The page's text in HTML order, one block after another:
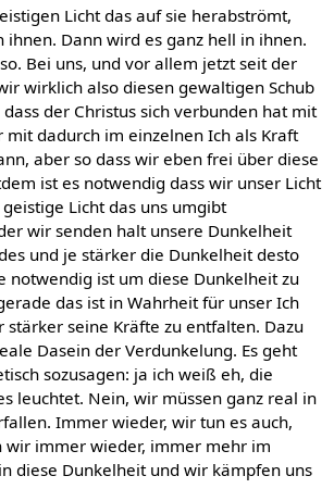
Licht das auf sie herabströmt,
ihnen. Dann wird es ganz hell in ihnen.
Bei uns, und vor allem jetzt seit der
wirklich also diesen gewaltigen Schub
der Christus sich verbunden hat mit
mit dadurch im einzelnen Ich als Kraft
aber so dass wir eben frei über diese
ist es notwendig dass wir unser Licht
Licht das uns umgibt
wir senden halt unsere Dunkelheit
und je stärker die Dunkelheit desto
notwendig ist um diese Dunkelheit zu
das ist in Wahrheit für unser Ich
stärker seine Kräfte zu entfalten. Dazu
Dasein der Verdunkelung. Es geht
sozusagen: ja ich weiß eh, die
leuchtet. Nein, wir müssen ganz real in
Immer wieder, wir tun es auch,
wir immer wieder, immer mehr im
diese Dunkelheit und wir kämpfen uns